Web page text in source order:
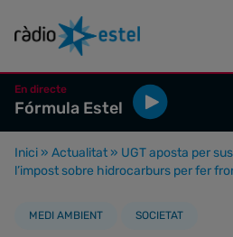
En directe
Fórmula Estel
Inici » Actualitat » UGT aposta per
l’impost sobre hidrocarburs per fer
MEDI AMBIENT SOCIETAT